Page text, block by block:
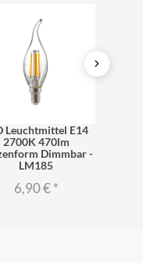
Leuchtmittel E14
2700K 470lm
Dimmbar -
LM185
6,90 €*